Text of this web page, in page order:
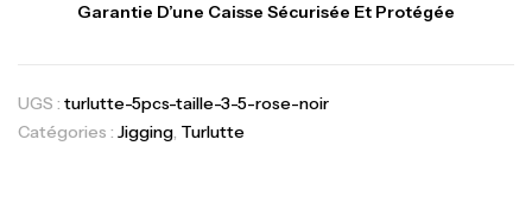
Garantie D’une Caisse Sécurisée Et Protégée
UGS : turlutte-5pcs-taille-3-5-rose-noir
Catégories : Jigging, Turlutte